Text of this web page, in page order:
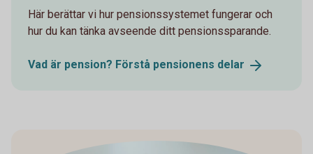
Här berättar vi hur pensionssystemet fungerar och
hur du kan tänka avseende ditt pensionssparande.
Vad är pension? Förstå pensionens delar